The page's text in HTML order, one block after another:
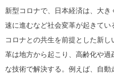
新型コロナで、日本経済は、大
速に進むなど社会変革が起きてい
コロナとの共生を前提とした新
革は地方から起こり、高齢化や
な技術で解決する。例えば、自